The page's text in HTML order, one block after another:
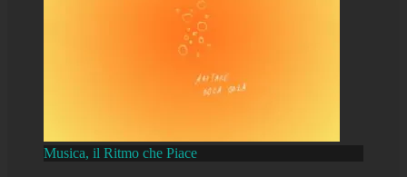
Musica, il Ritmo che Piace